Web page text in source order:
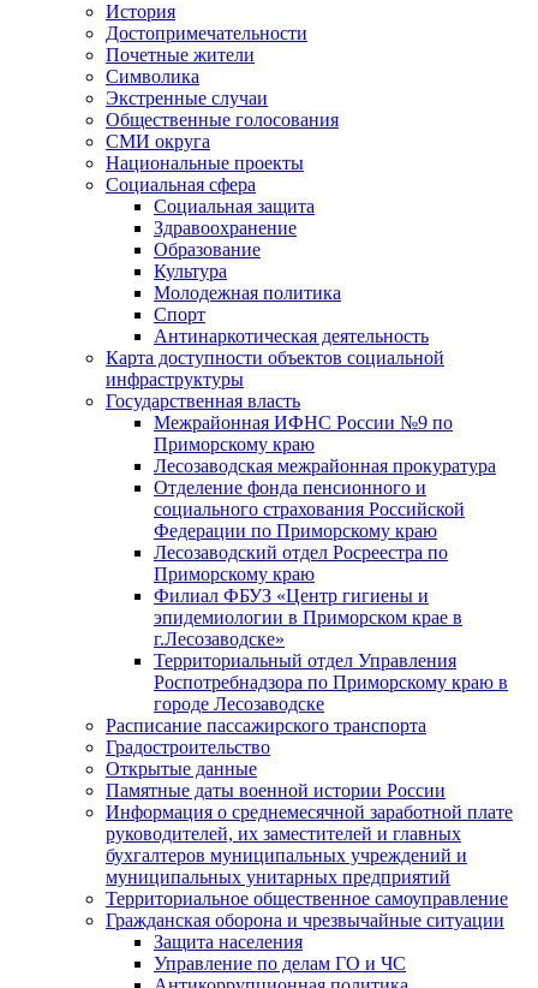
История
Достопримечательности
Почетные жители
Символика
Экстренные случаи
Общественные голосования
СМИ округа
Национальные проекты
Социальная сфера
Социальная защита
Здравоохранение
Образование
Культура
Молодежная политика
Спорт
Антинаркотическая деятельность
Карта доступности объектов социальной
инфраструктуры
Государственная власть
Межрайонная ИФНС России №9 по
Приморскому краю
Лесозаводская межрайонная прокуратура
Отделение фонда пенсионного и
социального страхования Российской
Федерации по Приморскому краю
Лесозаводский отдел Росреестра по
Приморскому краю
Филиал ФБУЗ «Центр гигиены и
эпидемиологии в Приморском крае в
г.Лесозаводске»
Территориальный отдел Управления
Роспотребнадзора по Приморскому краю в
городе Лесозаводске
Расписание пассажирского транспорта
Градостроительство
Открытые данные
Памятные даты военной истории России
Информация о среднемесячной заработной плате
руководителей, их заместителей и главных
бухгалтеров муниципальных учреждений и
муниципальных унитарных предприятий
Территориальное общественное самоуправление
Гражданская оборона и чрезвычайные ситуации
Защита населения
Управление по делам ГО и ЧС